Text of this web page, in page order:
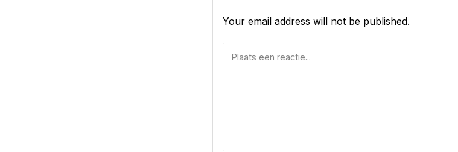
Your email address will not be published.